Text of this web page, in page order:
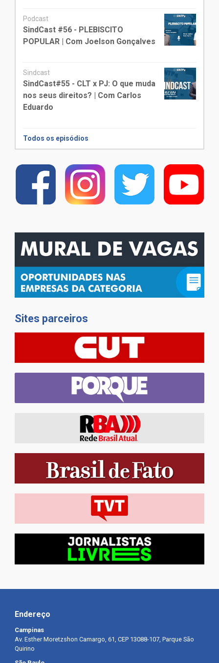
Podcast
SindCast #56 - PLEBISCITO
POPULAR | Com Joelson Gonçalves
Sindcast
SindCast#55 - CLT x PJ: O que muda
nos seus direitos? | Com Carlos
Eduardo
Todos os episódios
Sites parceiros
Endereço
Campinas
Av. Esther Moretzshon Camargo, 61, CEP 13088-107, Parque São
Quirino